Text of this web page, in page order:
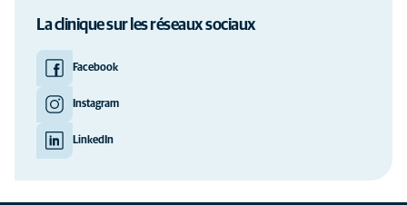
La clinique sur les réseaux sociaux
Facebook
Instagram
LinkedIn